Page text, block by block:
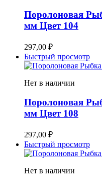
Поролоновая
мм Цвет 104
297,00 ₽
Быстрый просмотр
Нет в наличии
Поролоновая
мм Цвет 108
297,00 ₽
Быстрый просмотр
Нет в наличии